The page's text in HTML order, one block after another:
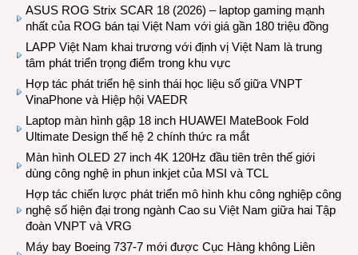
ASUS ROG Strix SCAR 18 (2026) – laptop gaming mạnh
nhất của ROG bán tại Việt Nam với giá gần 180 triệu đồng
LAPP Việt Nam khai trương với định vị Việt Nam là trung
tâm phát triển trọng điểm trong khu vực
Hợp tác phát triển hệ sinh thái học liệu số giữa VNPT
VinaPhone và Hiệp hội VAEDR
Laptop màn hình gập 18 inch HUAWEI MateBook Fold
Ultimate Design thế hệ 2 chính thức ra mắt
Màn hình OLED 27 inch 4K 120Hz đầu tiên trên thế giới
dùng công nghệ in phun inkjet của MSI và TCL
Hợp tác chiến lược phát triển mô hình khu công nghiệp công
nghệ số hiện đại trong ngành Cao su Việt Nam giữa hai Tập
đoàn VNPT và VRG
Máy bay Boeing 737-7 mới được Cục Hàng không Liên